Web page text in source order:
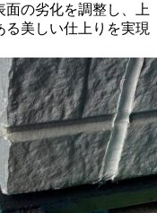
の劣化を調整し、上
美しい仕上りを実現